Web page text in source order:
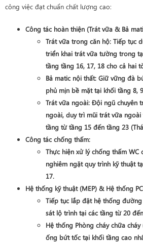
công việc đạt chuẩn chất lượng cao:
Công tác hoàn thiện (Trát vữa & Bả
Trát vữa trong căn hộ: Tiếp tục
triển khai trát vữa tường trong
tầng tầng 16, 17, 18 cho cả hai
Bả matic nội thất: Giữ vững đà
phủ mịn bề mặt tại khối tầng 8,
Trát vữa ngoài: Đội ngũ chuyên
ngoài, duy trì mũi trát vữa
tầng từtầng 15 đến tầng 23
Công tác chống thấm:
Thực hiện xử lý chống thấm WC
nghiêm ngặt quy trình kỹ thuật
17.
Hệ thống kỹ thuật (MEP) & Hệ thống
Tiếp tục lắp đặt hệ thống
sát lộ trình tại các tầng từ20
Hệ thống Phòng cháy chữa
ống bứt tốc tại khối tầng cao